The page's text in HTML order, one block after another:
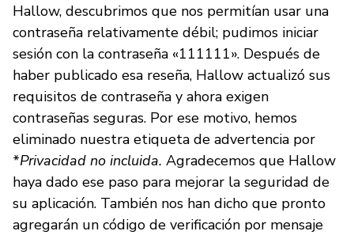
Hallow, descubrimos que nos permitían usar una
contraseña relativamente débil; pudimos iniciar
sesión con la contraseña «111111». Después de
haber publicado esa reseña, Hallow actualizó sus
requisitos de contraseña y ahora exigen
contraseñas seguras. Por ese motivo, hemos
eliminado nuestra etiqueta de advertencia por
*Privacidad no incluida. Agradecemos que Hallow
haya dado ese paso para mejorar la seguridad de
su aplicación. También nos han dicho que pronto
agregarán un código de verificación por mensaje